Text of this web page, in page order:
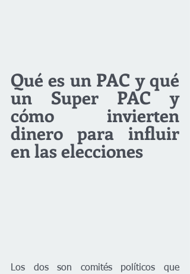
Qué es un PAC y qué
un Super PAC y
cómo invierten
dinero para influir
en las elecciones
Los dos son comités políticos que